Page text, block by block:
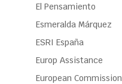
El Pensamiento
Esmeralda Márquez
ESRI España
Europ Assistance
European Commission